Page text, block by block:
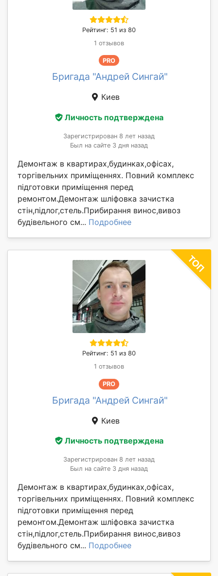
Рейтинг: 51 из 80
1 отзывов
PRO
Бригада "Андрей Сингай"
Киев
Личность подтверждена
Зарегистрирован 8 лет назад
Был на сайте 3 дня назад
Демонтаж в квартирах,будинках,офісах,
торгівельних приміщеннях. Повний комплекс
підготовки приміщення перед
ремонтом.Демонтаж шліфовка зачистка
стін,підлог,стель.Прибирання винос,вивоз
будівельного см... Подробнее
Рейтинг: 51 из 80
1 отзывов
PRO
Бригада "Андрей Сингай"
Киев
Личность подтверждена
Зарегистрирован 8 лет назад
Был на сайте 3 дня назад
Демонтаж в квартирах,будинках,офісах,
торгівельних приміщеннях. Повний комплекс
підготовки приміщення перед
ремонтом.Демонтаж шліфовка зачистка
стін,підлог,стель.Прибирання винос,вивоз
будівельного см... Подробнее